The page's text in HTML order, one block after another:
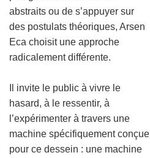
abstraits ou de s’appuyer sur
des postulats théoriques, Arsen
Eca choisit une approche
radicalement différente.
Il invite le public à vivre le
hasard, à le ressentir, à
l’expérimenter à travers une
machine spécifiquement conçue
pour ce dessein : une machine